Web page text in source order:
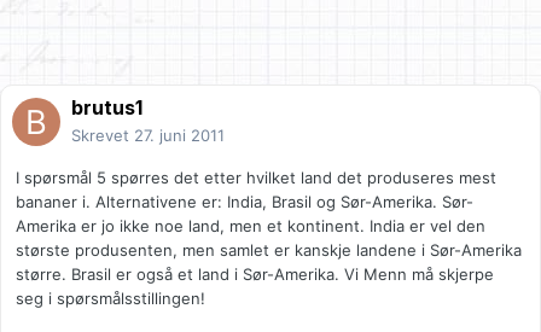
brutus1
Skrevet 27. juni 2011
I spørsmål 5 spørres det etter hvilket land det produseres mest
bananer i. Alternativene er: India, Brasil og Sør-Amerika. Sør-
Amerika er jo ikke noe land, men et kontinent. India er vel den
største produsenten, men samlet er kanskje landene i Sør-Amerika
større. Brasil er også et land i Sør-Amerika. Vi Menn må skjerpe
seg i spørsmålsstillingen!